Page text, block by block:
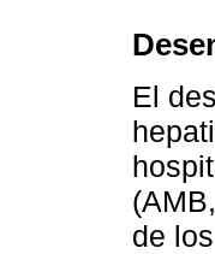
El
de